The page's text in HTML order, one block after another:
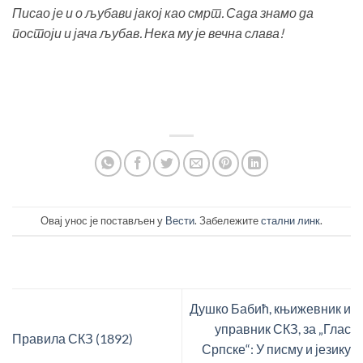
Писао је и о љубави јакој као смрт. Сада знамо да
постоји и јача љубав. Нека му је вечна слава!
Овај унос је постављен у Вести. Забележитестални линк.
Правила СКЗ (1892)
Душко Бабић, књижевник и
управник СКЗ, за „Глас
Српске“: У писму и језику